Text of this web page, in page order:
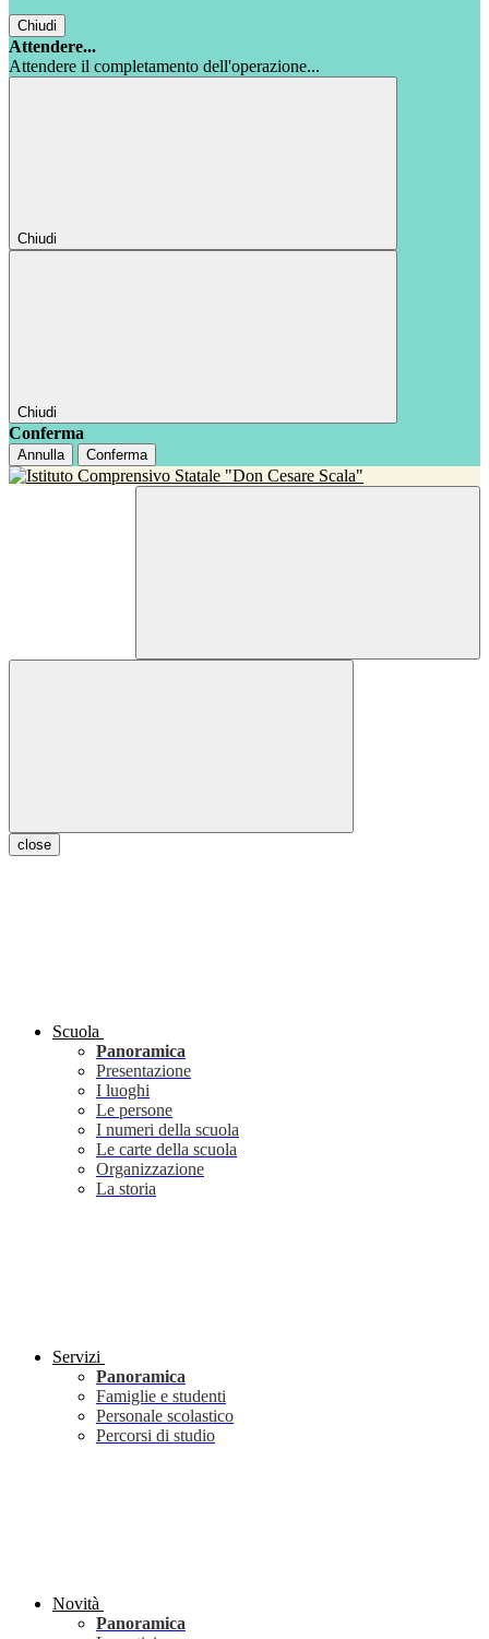
Chiudi
Attendere...
Attendere il completamento dell'operazione...
Chiudi
Chiudi
Conferma
Annulla Conferma
close
Scuola
Panoramica
Presentazione
I luoghi
Le persone
I numeri della scuola
Le carte della scuola
Organizzazione
La storia
Servizi
Panoramica
Famiglie e studenti
Personale scolastico
Percorsi di studio
Novità
Panoramica